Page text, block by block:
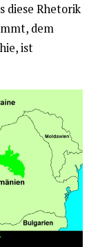
diese Rhetorik
dem
ist